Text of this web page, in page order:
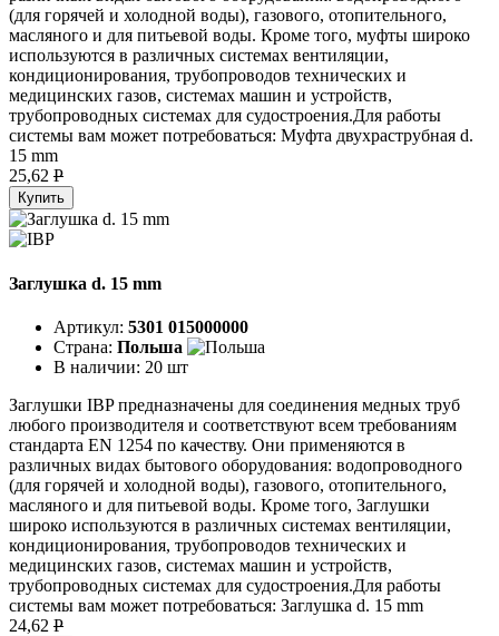
(для горячей и холодной воды), газового, отопительного,
масляного и для питьевой воды. Кроме того, муфты широко
используются в различных системах вентиляции,
кондиционирования, трубопроводов технических и
медицинских газов, системах машин и устройств,
трубопроводных системах для судостроения.Для работы
системы вам может потребоваться: Муфта двухраструбная d.
15 mm
25,62 P
Купить
Заглушка d. 15 mm
Артикул: 5301 015000000
Страна: Польша
В наличии: 20 шт
Заглушки IBP предназначены для соединения медных труб
любого производителя и соответствуют всем требованиям
стандарта EN 1254 по качеству. Они применяются в
различных видах бытового оборудования: водопроводного
(для горячей и холодной воды), газового, отопительного,
масляного и для питьевой воды. Кроме того, Заглушки
широко используются в различных системах вентиляции,
кондиционирования, трубопроводов технических и
медицинских газов, системах машин и устройств,
трубопроводных системах для судостроения.Для работы
системы вам может потребоваться: Заглушка d. 15 mm
24,62 P